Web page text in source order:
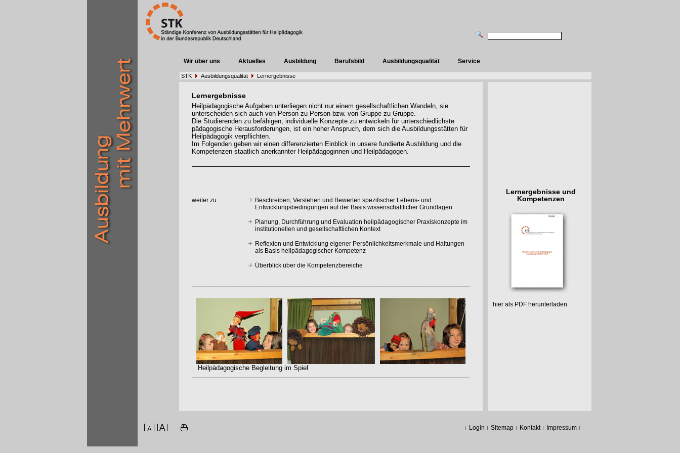
Wir über uns Aktuelles Ausbildung Berufsbild Ausbildungsqualität Service
STK Ausbildungsqualität Lernergebnisse
Lernergebnisse
Heilpädagogische Aufgaben unterliegen nicht nur einem gesellschaftlichen Wandeln, sie
unterscheiden sich auch von Person zu Person bzw. von Gruppe zu Gruppe.
Die Studierenden zu befähigen, individuelle Konzepte zu entwickeln für unterschiedlichste
pädagogische Herausforderungen, ist ein hoher Anspruch, dem sich die Ausbildungsstätten für
Heilpädagogik verpflichten.
Im Folgenden geben wir einen differenzierten Einblick in unsere fundierte Ausbildung und die
Kompetenzen staatlich anerkannter Heilpädagoginnen und Heilpädagogen.
weiter zu ...
Beschreiben, Verstehen und Bewerten spezifischer Lebens- und
Entwicklungsbedingungen auf der Basis wissenschaftlicher Grundlagen
Planung, Durchführung und Evaluation heilpädagogischer Praxiskonzepte im
institutionellen und gesellschaftlichen Kontext
Reflexion und Entwicklung eigener Persönlichkeitsmerkmale und Haltungen
als Basis heilpädagogischer Kompetenz
Überblick über die Kompetenzbereiche
Heilpädagogische Begleitung im Spiel
Lernergebnisse und
Kompetenzen
hier als PDF herunterladen
Login Sitemap Kontakt Impressum